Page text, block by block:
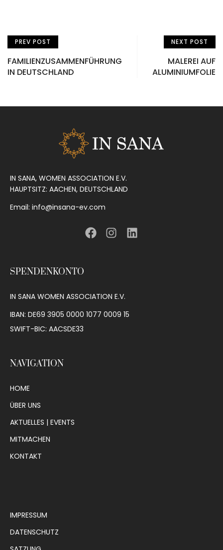
PREV POST
FAMILIENZUSAMMENFÜHRUNG
IN DEUTSCHLAND
NEXT POST
MALEREI AUF
ALUMINIUMFOLIE
IN SANA, WOMEN ASSOCIATION E.V.
HAUPTSITZ: AACHEN, DEUTSCHLAND
Email: info@insana-ev.com
SPENDENKONTO
IN SANA WOMEN ASSOCIATION E.V.
IBAN: DE69 3905 0000 1077 0009 15
SWIFT-BIC: AACSDE33
NAVIGATION
HOME
ÜBER UNS
AKTUELLES | EVENTS
MITMACHEN
KONTAKT
IMPRESSUM
DATENSCHUTZ